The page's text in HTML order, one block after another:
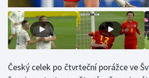
Judo
Krasobruslení
Lezení
Lyže a snowboard
Český celek po čtvrteční porážce ve